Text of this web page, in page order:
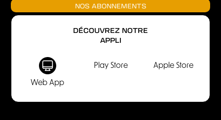
NOS ABONNEMENTS
DÉCOUVREZ NOTRE
APPLI
Web App
Play Store Apple Store